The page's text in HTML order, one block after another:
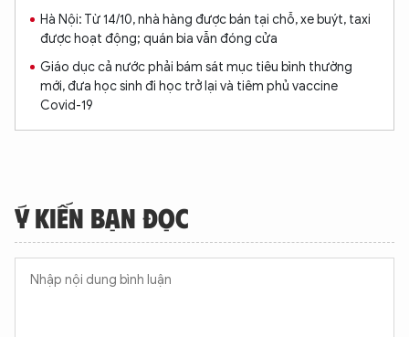
Hà Nội: Từ 14/10, nhà hàng được bán tại chỗ, xe buýt, taxi
được hoạt động; quán bia vẫn đóng cửa
Giáo dục cả nước phải bám sát mục tiêu bình thường
mới, đưa học sinh đi học trở lại và tiêm phủ vaccine
Covid-19
Ý KIẾN BẠN ĐỌC